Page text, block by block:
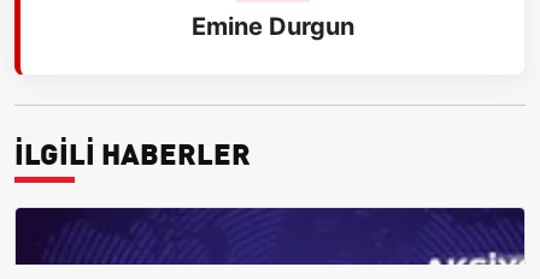
Emine Durgun
İLGİLİ HABERLER